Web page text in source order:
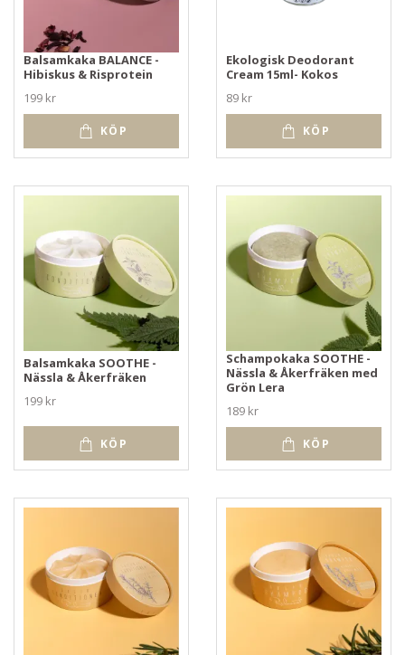
Balsamkaka BALANCE -
Hibiskus & Risprotein
199 kr
KÖP
Ekologisk Deodorant
Cream 15ml- Kokos
89 kr
KÖP
Balsamkaka SOOTHE -
Nässla & Åkerfräken
199 kr
KÖP
Schampokaka SOOTHE -
Nässla & Åkerfräken med
Grön Lera
189 kr
KÖP